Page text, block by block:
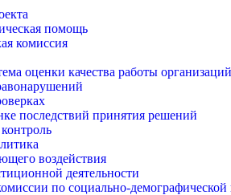
помощь
комиссия
оценки качества работы
последствий принятия решений
воздействия
деятельности
по социально-